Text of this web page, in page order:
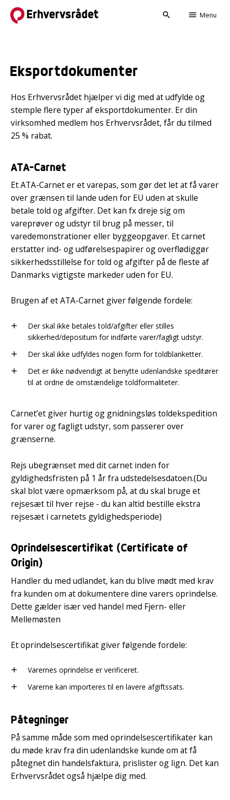
search menu Menu
Eksportdokumenter
Hos Erhvervsrådet hjælper vi dig med at udfylde og
stemple flere typer af eksportdokumenter. Er din
virksomhed medlem hos Erhvervsrådet, får du tilmed
25 % rabat.
ATA-Carnet
Et ATA-Carnet er et varepas, som gør det let at få varer
over grænsen til lande uden for EU uden at skulle
betale told og afgifter. Det kan fx dreje sig om
vareprøver og udstyr til brug på messer, til
varedemonstrationer eller byggeopgaver. Et carnet
erstatter ind- og udførelsespapirer og overflødiggør
sikkerhedsstillelse for told og afgifter på de fleste af
Danmarks vigtigste markeder uden for EU.
Brugen af et ATA-Carnet giver følgende fordele:
add
Der skal ikke betales told/afgifter eller stilles
sikkerhed/depositum for indførte varer/fagligt udstyr.
add Der skal ikke udfyldes nogen form for toldblanketter.
add
Det er ikke nødvendigt at benytte udenlandske speditører
til at ordne de omstændelige toldformaliteter.
Carnet’et giver hurtig og gnidningsløs toldekspedition
for varer og fagligt udstyr, som passerer over
grænserne.
Rejs ubegrænset med dit carnet inden for
gyldighedsfristen på 1 år fra udstedelsesdatoen.(Du
skal blot være opmærksom på, at du skal bruge et
rejsesæt til hver rejse - du kan altid bestille ekstra
rejsesæt i carnetets gyldighedsperiode)
Oprindelsescertifikat (Certificate of
Origin)
Handler du med udlandet, kan du blive mødt med krav
fra kunden om at dokumentere dine varers oprindelse.
Dette gælder især ved handel med Fjern- eller
Mellemøsten
Et oprindelsescertifikat giver følgende fordele:
add Varernes oprindelse er verificeret.
add Varerne kan importeres til en lavere afgiftssats.
Påtegninger
På samme måde som med oprindelsescertifikater kan
du møde krav fra din udenlandske kunde om at få
påtegnet din handelsfaktura, prislister og lign. Det kan
Erhvervsrådet også hjælpe dig med.